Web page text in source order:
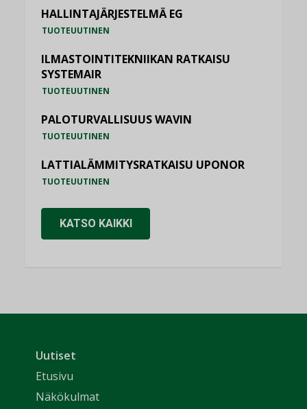
HALLINTAJÄRJESTELMÄ EG
TUOTEUUTINEN
ILMASTOINTITEKNIIKAN RATKAISU
SYSTEMAIR
TUOTEUUTINEN
PALOTURVALLISUUS WAVIN
TUOTEUUTINEN
LATTIALÄMMITYSRATKAISU UPONOR
TUOTEUUTINEN
KATSO KAIKKI
Uutiset
Etusivu
Näkökulmat